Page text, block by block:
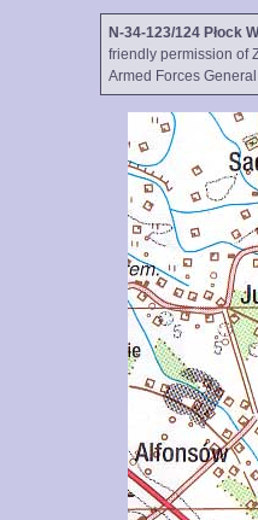
N-34-123/124 Płock
friendly permission of
Armed Forces